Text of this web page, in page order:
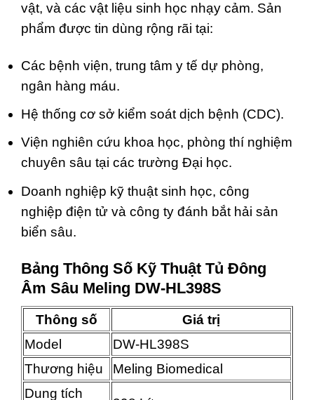
vật, và các vật liệu sinh học nhạy cảm. Sản
phẩm được tin dùng rộng rãi tại:
Các bệnh viện, trung tâm y tế dự phòng,
ngân hàng máu.
Hệ thống cơ sở kiểm soát dịch bệnh (CDC).
Viện nghiên cứu khoa học, phòng thí nghiệm
chuyên sâu tại các trường Đại học.
Doanh nghiệp kỹ thuật sinh học, công
nghiệp điện tử và công ty đánh bắt hải sản
biển sâu.
Bảng Thông Số Kỹ Thuật Tủ Đông
Âm Sâu Meling DW-HL398S
Thông số
Giá trị
Model
DW-HL398S
Thương hiệu
Meling Biomedical
Dung tích